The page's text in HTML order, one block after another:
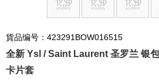
貨品编号：423291BOW016515
全新 Ysl / Saint Laurent 圣罗兰 银
卡片套